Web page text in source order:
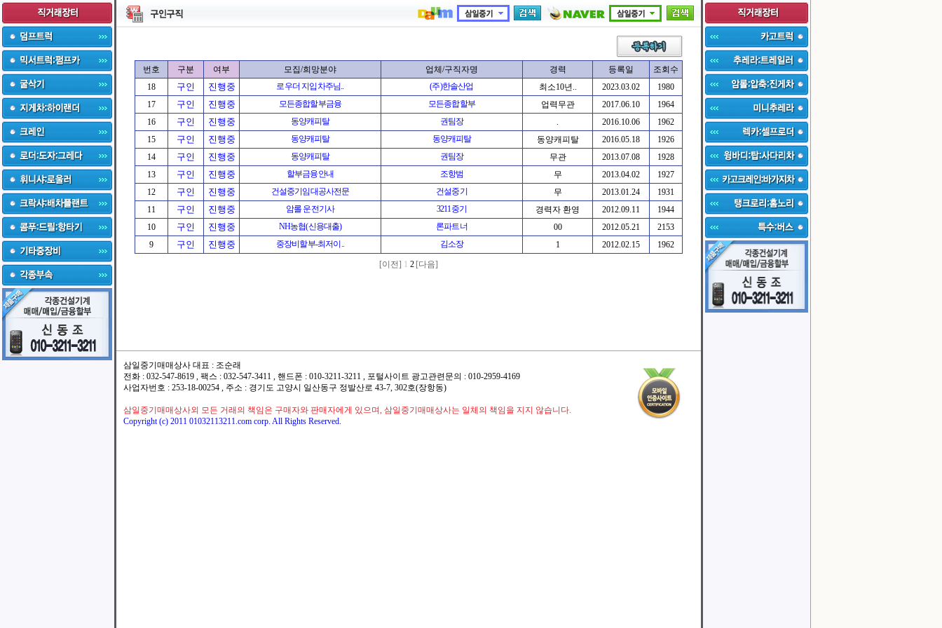
번호 구분 여부 모집/희망분야 업체/구직자명 경력 등록일
조회수
18
구인 진행중 로우더 지입차주님.. (주)한솔산업 최소10년.. 2023.03.02
1980
17
구인 진행중 모든종합할부금융 모든종합할부 업력무관 2017.06.10
1964
16
구인 진행중 동양캐피탈 권팀장 . 2016.10.06
1962
15
구인 진행중 동양캐피탈 동양캐피탈 동양캐피탈 2016.05.18
1926
14
구인 진행중 동양캐피탈 권팀장 무관 2013.07.08
1928
13
구인 진행중 할부금융안내 조항범 무 2013.04.02
1927
12
구인 진행중 건설중기임대공사전문 건설중기 무 2013.01.24
1931
11
구인 진행중 암롤 운전기사 3211중기 경력자 환영 2012.09.11
1944
10
구인 진행중 NH농협(신용대출) 론파트너 00 2012.05.21
2153
9
구인 진행중 중장비할부-최저이.. 김소장 1 2012.02.15
1962
[이전] 1 2 [다음]
삼일중기매매상사 대표 : 조순래
전화 : 032-547-8619 , 팩스 : 032-547-3411 , 핸드폰 : 010-3211-3211 , 포털사이트 광고관련문의 : 010-2959-4169
사업자번호 : 253-18-00254 , 주소 : 경기도 고양시 일산동구 정발산로 43-7, 302호(장항동)
삼일중기매매상사외 모든 거래의 책임은 구매자와 판매자에게 있으며, 삼일중기매매상사는 일체의 책임을 지지 않습니다.
Copyright (c) 2011 01032113211.com corp. All Rights Reserved.